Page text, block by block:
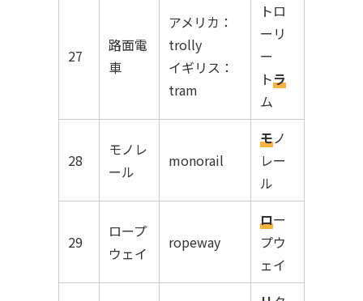
27
路面電
車
アメリカ：
trolly
イギリス：
tram
トロ
ーリ
ー
トラ
ム
28
モノレ
ール
monorail
モノ
レー
ル
29
ロープ
ウェイ
ropeway
ロー
プウ
ェイ